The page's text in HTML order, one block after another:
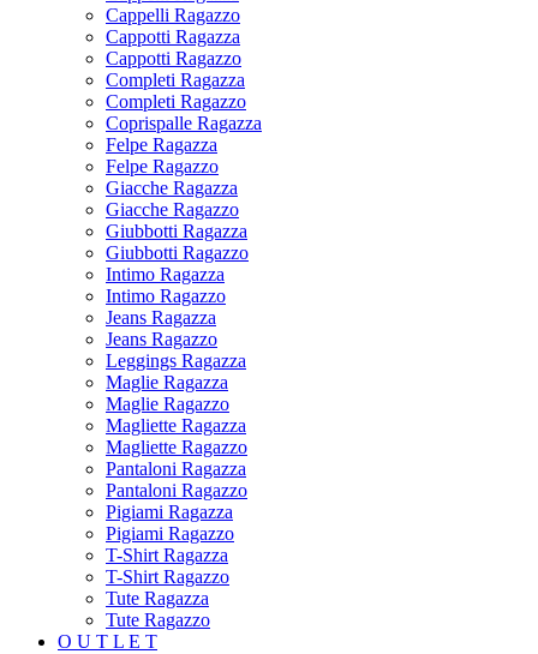
Cappelli Ragazzo
Cappotti Ragazza
Cappotti Ragazzo
Completi Ragazza
Completi Ragazzo
Coprispalle Ragazza
Felpe Ragazza
Felpe Ragazzo
Giacche Ragazza
Giacche Ragazzo
Giubbotti Ragazza
Giubbotti Ragazzo
Intimo Ragazza
Intimo Ragazzo
Jeans Ragazza
Jeans Ragazzo
Leggings Ragazza
Maglie Ragazza
Maglie Ragazzo
Magliette Ragazza
Magliette Ragazzo
Pantaloni Ragazza
Pantaloni Ragazzo
Pigiami Ragazza
Pigiami Ragazzo
T-Shirt Ragazza
T-Shirt Ragazzo
Tute Ragazza
Tute Ragazzo
O U T L E T